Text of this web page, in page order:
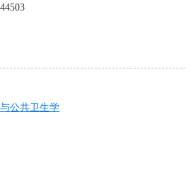
公共卫生学